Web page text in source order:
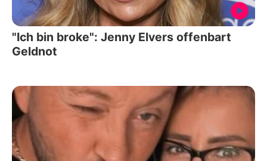
"Ich bin broke": Jenny Elvers offenbart
Geldnot